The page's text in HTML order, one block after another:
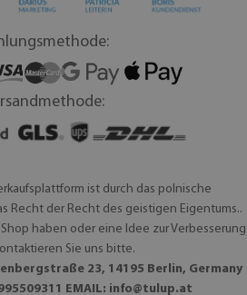
ist durch das polnische
Recht der Recht des geistigen Eigentums..
haben oder eine Idee zur Verbesserung
Sie uns bitte.
23, 14195 Berlin, Germany
EMAIL: info@tulup.at